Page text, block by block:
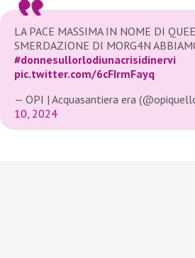
LA PACE MASSIMA IN NOME DI
SMERDAZIONE DI MORG4N
#donnesullorlodiunacrisidinervi
pic.twitter.com/6cFIrmFayq
— OPI | Acquasantiera era
10, 2024